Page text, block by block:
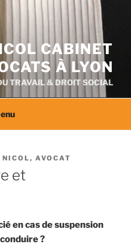
CABINET
À LYON
TRAVAIL & DROIT SOCIAL
NICOL, AVOCAT
et
en cas de suspension
?